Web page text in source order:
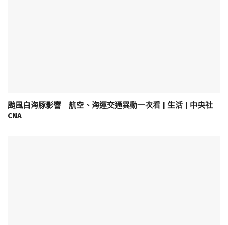
颱風白海豚影響 航空、海運交通異動一次看 | 生活 | 中央社
CNA